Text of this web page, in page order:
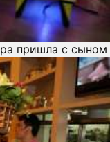
пришла с сыном